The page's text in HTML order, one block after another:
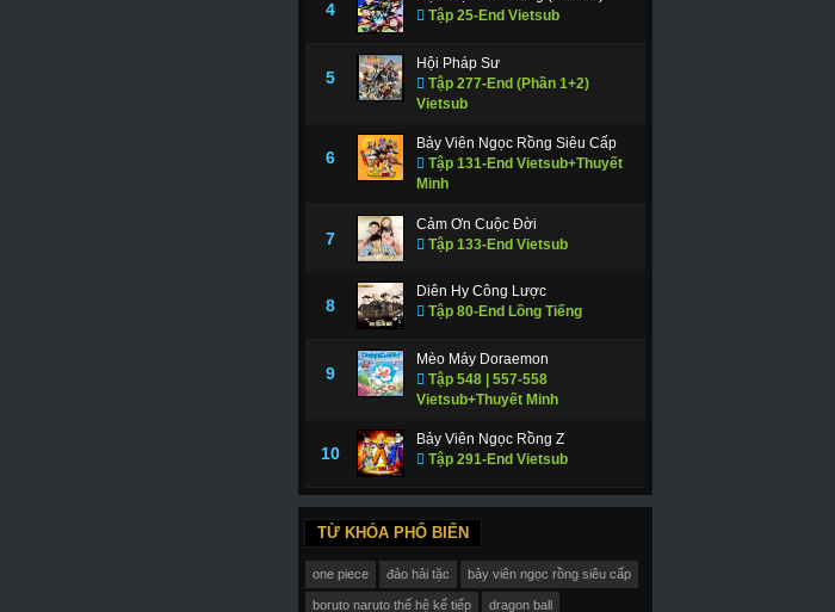
4
Tập 25-End Vietsub
5
Hội Pháp Sư
Tập 277-End (Phần 1+2)
Vietsub
6
Bảy Viên Ngọc Rồng Siêu Cấp
Tập 131-End Vietsub+Thuyết
Minh
7
Cảm Ơn Cuộc Đời
Tập 133-End Vietsub
8
Diên Hy Công Lược
Tập 80-End Lồng Tiếng
9
Mèo Máy Doraemon
Tập 548 | 557-558
Vietsub+Thuyết Minh
10
Bảy Viên Ngọc Rồng Z
Tập 291-End Vietsub
TỪ KHÓA PHỔ BIẾN
one piece đảo hải tặc bảy viên ngọc rồng siêu cấp
boruto naruto thế hệ kế tiếp dragon ball